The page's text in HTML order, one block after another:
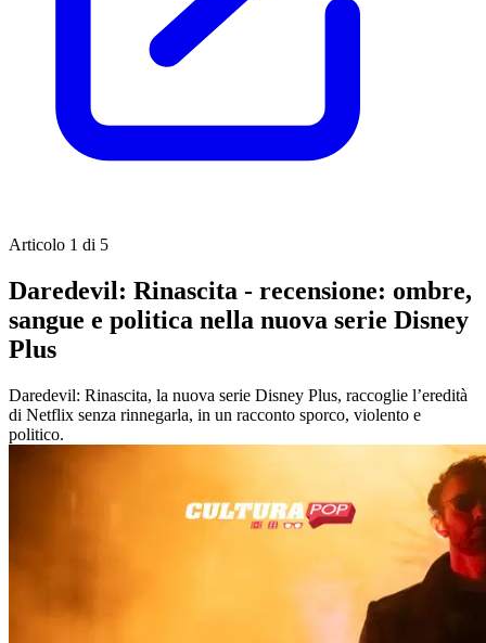
Articolo 1 di 5
Daredevil: Rinascita - recensione: ombre,
sangue e politica nella nuova serie Disney
Plus
Daredevil: Rinascita, la nuova serie Disney Plus, raccoglie l’eredità
di Netflix senza rinnegarla, in un racconto sporco, violento e
politico.